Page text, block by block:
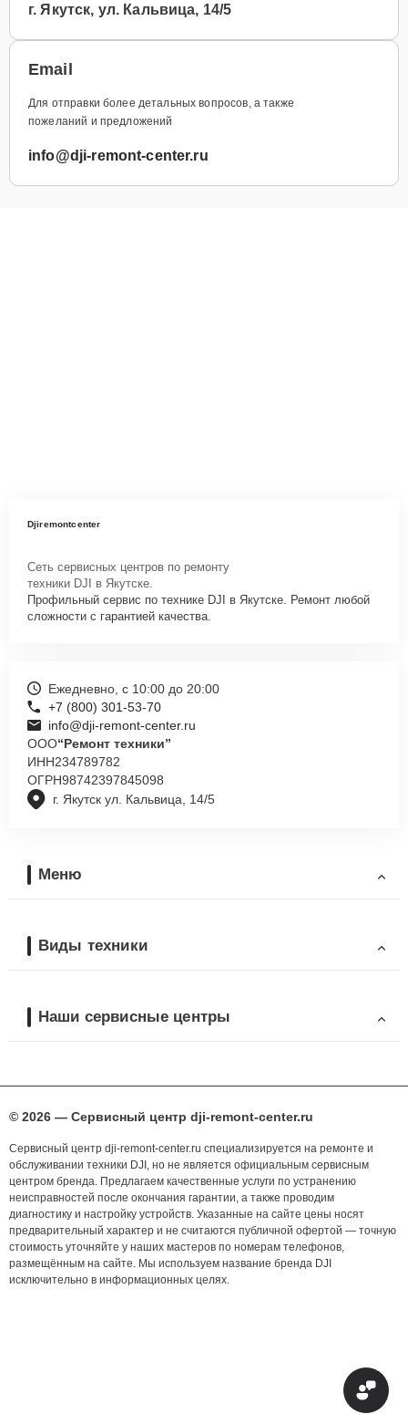
г. Якутск, ул. Кальвица, 14/5
Email
Для отправки более детальных вопросов, а также
пожеланий и предложений
info@dji-remont-center.ru
Djiremontcenter
Сеть сервисных центров по ремонту
техники DJI в Якутске.
Профильный сервис по технике DJI в Якутске. Ремонт любой
сложности с гарантией качества.
г. Якутск ул. Кальвица, 14/5
Ежедневно, с 10:00 до 20:00
+7 (800) 301-53-70
info@dji-remont-center.ru
ООО“Ремонт техники”
ИНН234789782
ОГРН98742397845098
Меню
Виды техники
Наши сервисные центры
© 2026 — Сервисный центр dji-remont-center.ru
Сервисный центр dji-remont-center.ru специализируется на ремонте и
обслуживании техники DJI, но не является официальным сервисным
центром бренда. Предлагаем качественные услуги по устранению
неисправностей после окончания гарантии, а также проводим
диагностику и настройку устройств. Указанные на сайте цены носят
предварительный характер и не считаются публичной офертой — точную
стоимость уточняйте у наших мастеров по номерам телефонов,
размещённым на сайте. Мы используем название бренда DJI
исключительно в информационных целях.